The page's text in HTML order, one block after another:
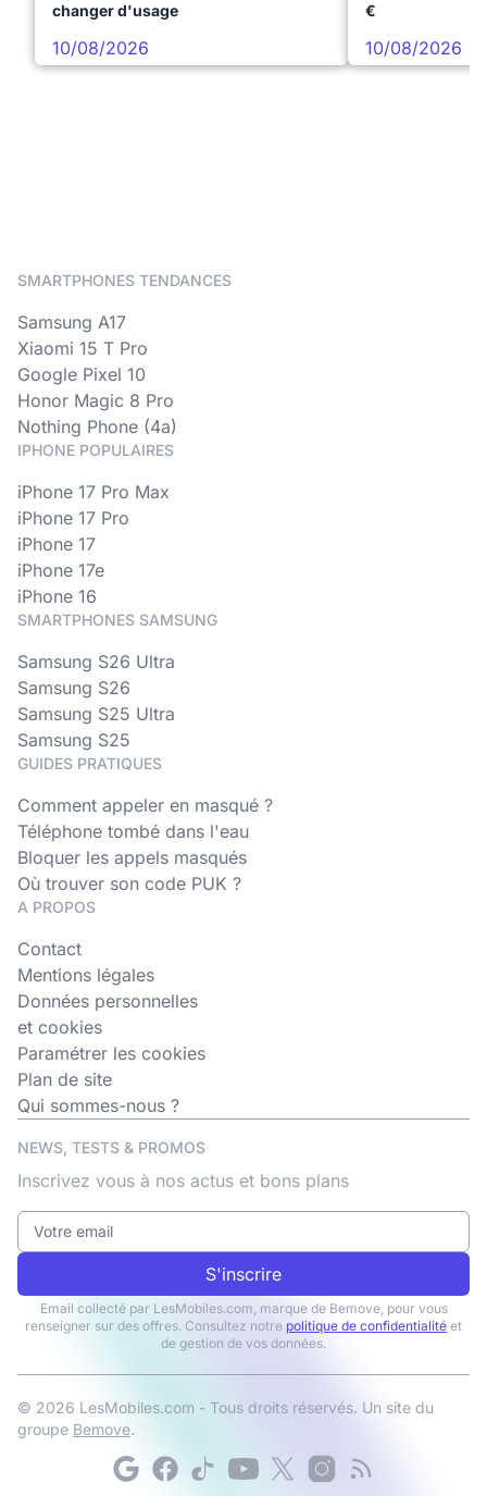
changer d'usage
10/08/2026
€
10/08/2026
SMARTPHONES TENDANCES
Samsung A17
Xiaomi 15 T Pro
Google Pixel 10
Honor Magic 8 Pro
Nothing Phone (4a)
IPHONE POPULAIRES
iPhone 17 Pro Max
iPhone 17 Pro
iPhone 17
iPhone 17e
iPhone 16
SMARTPHONES SAMSUNG
Samsung S26 Ultra
Samsung S26
Samsung S25 Ultra
Samsung S25
GUIDES PRATIQUES
Comment appeler en masqué ?
Téléphone tombé dans l'eau
Bloquer les appels masqués
Où trouver son code PUK ?
A PROPOS
Contact
Mentions légales
Données personnelles
et cookies
Paramétrer les cookies
Plan de site
Qui sommes-nous ?
NEWS, TESTS & PROMOS
Inscrivez vous à nos actus et bons plans
S'inscrire
Email collecté par LesMobiles.com, marque de Bemove, pour vous
renseigner sur des offres. Consultez notre politique de confidentialité et
de gestion de vos données.
© 2026 LesMobiles.com - Tous droits réservés. Un site du
groupe Bemove.